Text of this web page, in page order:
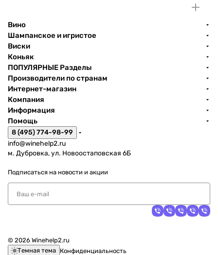
Вино
Шампанское и игристое
Виски
Коньяк
ПОПУЛЯРНЫЕ Разделы
Производители по странам
Интернет-магазин
Компания
Информация
Помощь
8 (495) 774-98-99
info@winehelp2.ru
м. Дубровка, ул. Новоостаповская 6Б
Подписаться на новости и акции
© 2026 Winehelp2.ru
Темная тема Конфиденциальность